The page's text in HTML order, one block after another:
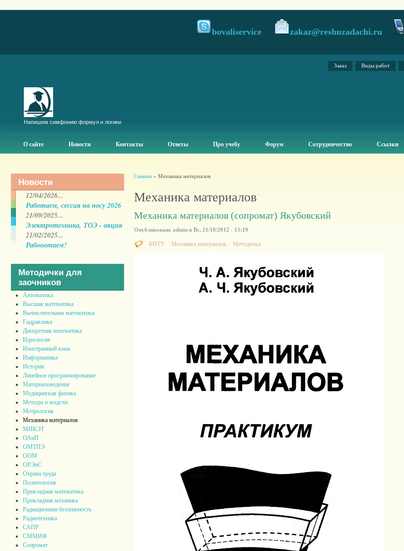
bovaliservice zakaz@reshuzadachi.ru
Заказ Виды работ
Напишем симфонию формул и логики
О сайте Новости Контакты Ответы Про учебу Форум Сотрудничество Ссылки
Новости
12/04/2026...
Работаем, сессия на носу 2026
21/09/2025...
Электротехника, ТОЭ - акция
21/02/2025...
Рабооотаем!
Методички для
заочников
Автоматика
Высшая математика
Вычислительная математика
Гидравлика
Дискретная математика
Идеология
Иностранный язык
Информатика
История
Линейное программирование
Материаловедение
Медицинская физика
Методы и модели
Метрология
Механика материалов
МИКЭТ
ОАиП
ОМТПЭ
ООМ
ОРЭиС
Охрана труда
Политология
Прикладная математика
Прикладная механика
Радиационная безопасность
Радиотехника
САПР
СММИФ
Сопромат
Главная» Механика материалов
Механика материалов
Механика материалов (сопромат) Якубовский
Опубликовано admin в Вс, 21/10/2012 - 13:19
БНТУ Механика материалов Методичка